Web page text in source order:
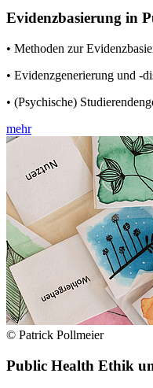
Evidenzbasierung in
• Methoden zur
• Evidenzgenerierung und -
• (Psychische)
mehr
© Patrick Pollmeier
Public Health Ethik